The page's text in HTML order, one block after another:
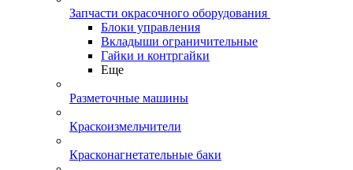
Запчасти окрасочного оборудования
Блоки управления
Вкладыши ограничительные
Гайки и контргайки
Еще
Разметочные машины
Краскоизмельчители
Красконагнетательные баки